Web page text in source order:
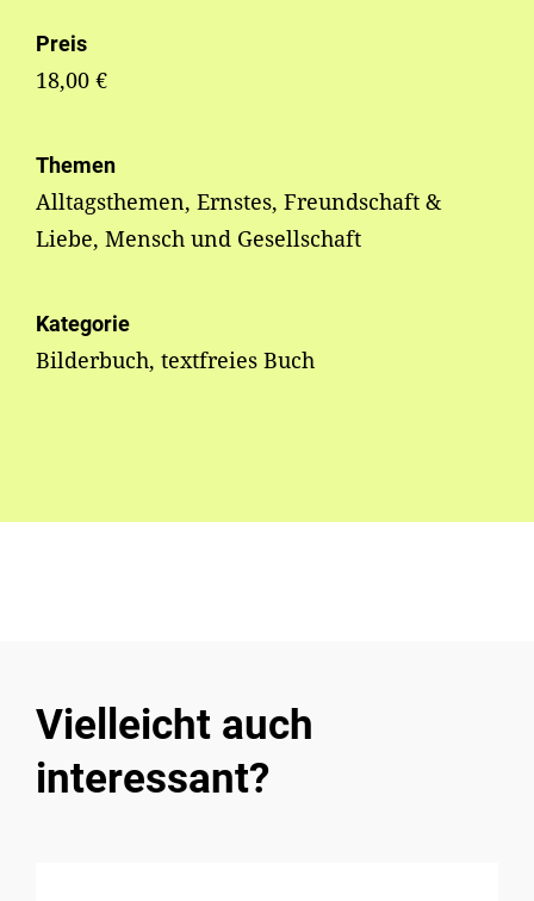
Preis
18,00 €
Themen
Alltagsthemen, Ernstes, Freundschaft &
Liebe, Mensch und Gesellschaft
Kategorie
Bilderbuch, textfreies Buch
Vielleicht auch
interessant?